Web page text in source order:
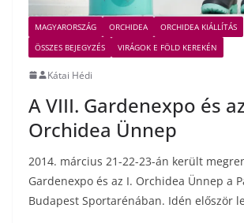
MAGYARORSZÁG ORCHIDEA
ORCHIDEA KIÁLLÍTÁS
ÖSSZES BEJEGYZÉS
VIRÁGOK E FÖLD KEREKÉN
Kátai Hédi
A VIII. Gardenexpo és
Orchidea Ünnep
2014. március 21-22-23-án került
Gardenexpo és az I. Orchidea Ünnep a
Budapest Sportarénában. Idén először